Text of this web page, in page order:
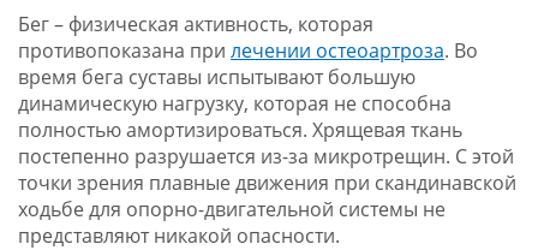
Бег – физическая активность, которая
противопоказана при лечении остеоартроза. Во
время бега суставы испытывают большую
динамическую нагрузку, которая не способна
полностью амортизироваться. Хрящевая ткань
постепенно разрушается из-за микротрещин. С этой
точки зрения плавные движения при скандинавской
ходьбе для опорно-двигательной системы не
представляют никакой опасности.